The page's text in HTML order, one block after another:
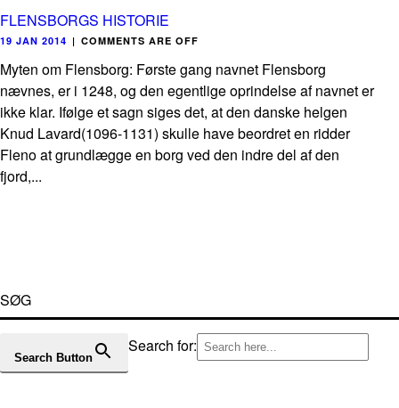
FLENSBORGS HISTORIE
19 JAN 2014 | COMMENTS ARE OFF
Myten om Flensborg: Første gang navnet Flensborg
nævnes, er i 1248, og den egentlige oprindelse af navnet er
ikke klar. Ifølge et sagn siges det, at den danske helgen
Knud Lavard(1096-1131) skulle have beordret en ridder
Fleno at grundlægge en borg ved den indre del af den
fjord,...
SØG
Search for:
Search Button